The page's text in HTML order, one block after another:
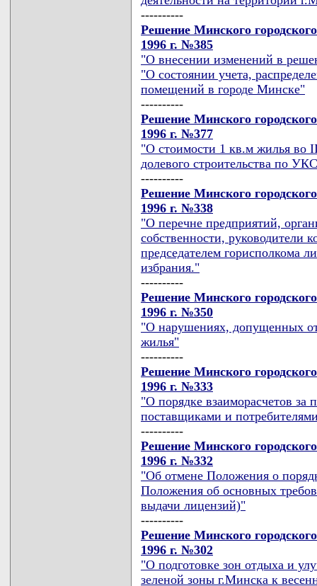
----------
Решение Минского
1996 г. №385
"О внесении изменений в
"О состоянии учета,
помещений в городе Минске"
----------
Решение Минского
1996 г. №377
"О стоимости 1 кв.м жилья во II
долевого строительства по
----------
Решение Минского
1996 г. №338
"О перечне предприятий,
собственности, руководители
председателем горисполкома
избрания."
----------
Решение Минского
1996 г. №350
"О нарушениях, допущенных
жилья"
----------
Решение Минского
1996 г. №333
"О порядке взаиморасчетов за
поставщиками и
----------
Решение Минского
1996 г. №332
"Об отмене Положения о
Положения об основных
выдачи лицензий)"
----------
Решение Минского
1996 г. №302
"О подготовке зон отдыха и
зеленой зоны г.Минска к